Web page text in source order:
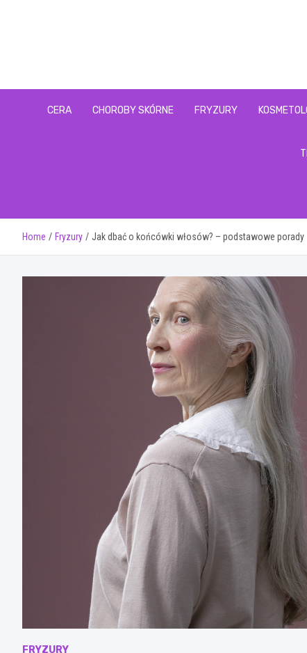
CERA CHOROBY SKÓRNE FRYZURY
Home Fryzury Jak dbać o końcówki włosów? – podstawowe porady
FRYZURY